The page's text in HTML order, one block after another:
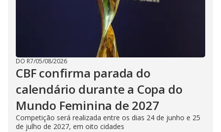
DO R7/05/08/2026
CBF confirma parada do
calendário durante a Copa do
Mundo Feminina de 2027
Competição será realizada entre os dias 24 de junho e 25
de julho de 2027, em oito cidades